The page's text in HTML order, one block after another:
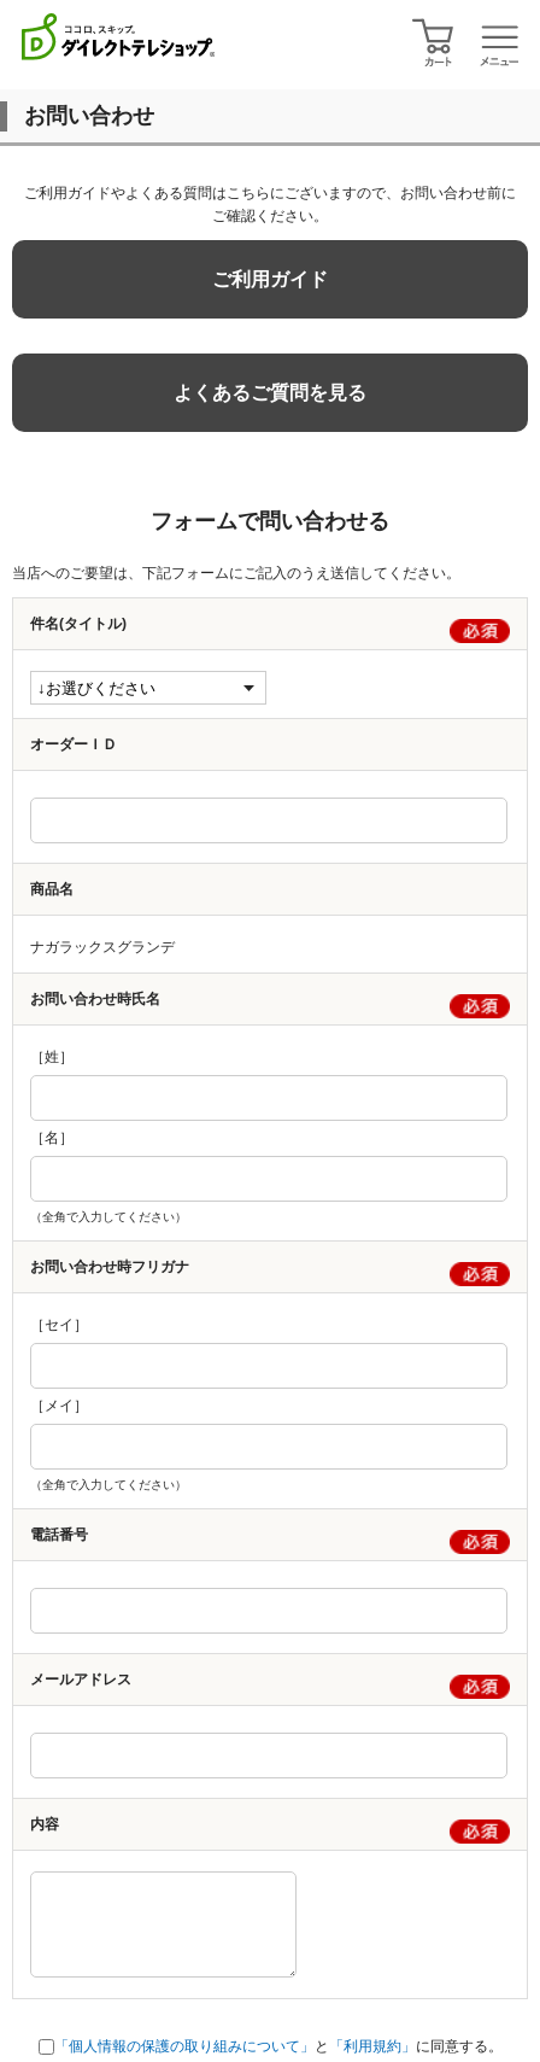
お問い合わせ
ご利用ガイドやよくある質問はこちらにございますので、お問い合わせ前に
ご確認ください。
ご利用ガイド
よくあるご質問を見る
フォームで問い合わせる
当店へのご要望は、下記フォームにご記入のうえ送信してください。
件名(タイトル)
オーダーＩＤ
商品名
ナガラックスグランデ
お問い合わせ時氏名
［姓］
［名］
（全角で入力してください）
お問い合わせ時フリガナ
［セイ］
［メイ］
（全角で入力してください）
電話番号
メールアドレス
内容
「個人情報の保護の取り組みについて」 と 「利用規約」 に同意する。